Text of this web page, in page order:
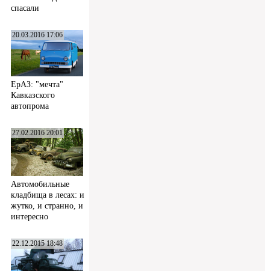
спасали
20.03.2016 17:06
ЕрАЗ: "мечта"
Кавказского
автопрома
27.02.2016 20:01
Автомобильные
кладбища в лесах: и
жутко, и странно, и
интересно
22.12.2015 18:48